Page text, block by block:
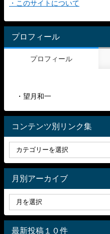
・このサイトについて
プロフィール
プロフィール
・望月和一
コンテンツ別リンク集
月別アーカイブ
最新投稿１０件